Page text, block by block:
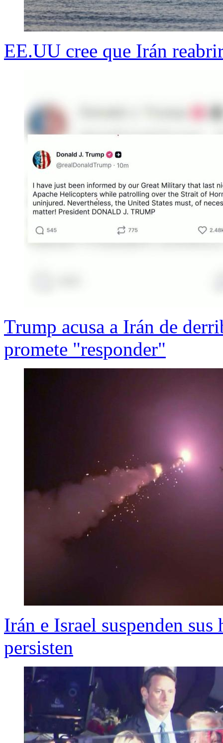
EE.UU cree que Irán
Trump acusa a Irán de
promete "responder"
Irán e Israel suspenden sus
persisten